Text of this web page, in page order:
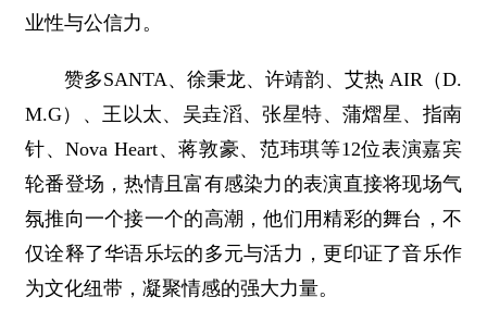
业性与公信力。
赞多SANTA、徐秉龙、许靖韵、艾热 AIR（D.
M.G）、王以太、吴垚滔、张星特、蒲熠星、指南
针、Nova Heart、蒋敦豪、范玮琪等12位表演嘉宾
轮番登场，热情且富有感染力的表演直接将现场气
氛推向一个接一个的高潮，他们用精彩的舞台，不
仅诠释了华语乐坛的多元与活力，更印证了音乐作
为文化纽带，凝聚情感的强大力量。